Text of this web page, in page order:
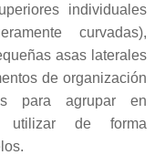
individuales
curvadas),
asas laterales
de organización
para agrupar en
utilizar de forma